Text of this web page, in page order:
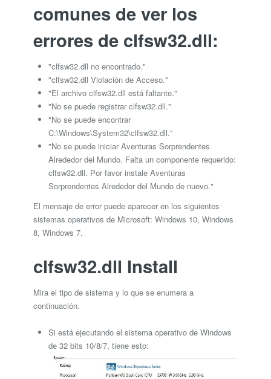
comunes de ver los
errores de clfsw32.dll:
"clfsw32.dll no encontrado."
"clfsw32.dll Violación de Acceso."
"El archivo clfsw32.dll está faltante."
"No se puede registrar clfsw32.dll."
"No se puede encontrar
C:\Windows\System32\clfsw32.dll."
"No se puede iniciar Aventuras Sorprendentes
Alrededor del Mundo. Falta un componente requerido:
clfsw32.dll. Por favor instale Aventuras
Sorprendentes Alrededor del Mundo de nuevo."
El mensaje de error puede aparecer en los siguientes
sistemas operativos de Microsoft: Windows 10, Windows
8, Windows 7.
clfsw32.dll Install
Mira el tipo de sistema y lo que se enumera a
continuación.
Si está ejecutando el sistema operativo de Windows
de 32 bits 10/8/7, tiene esto: